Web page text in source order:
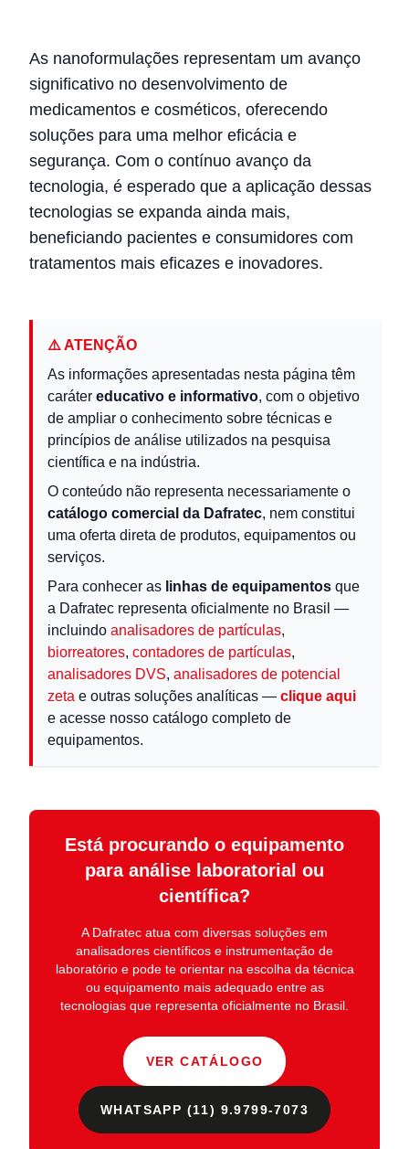
As nanoformulações representam um avanço
significativo no desenvolvimento de
medicamentos e cosméticos, oferecendo
soluções para uma melhor eficácia e
segurança. Com o contínuo avanço da
tecnologia, é esperado que a aplicação dessas
tecnologias se expanda ainda mais,
beneficiando pacientes e consumidores com
tratamentos mais eficazes e inovadores.
⚠️ ATENÇÃO
As informações apresentadas nesta página têm
caráter educativo e informativo, com o objetivo
de ampliar o conhecimento sobre técnicas e
princípios de análise utilizados na pesquisa
científica e na indústria.
O conteúdo não representa necessariamente o
catálogo comercial da Dafratec, nem constitui
uma oferta direta de produtos, equipamentos ou
serviços.
Para conhecer as linhas de equipamentos que
a Dafratec representa oficialmente no Brasil —
incluindo analisadores de partículas,
biorreatores, contadores de partículas,
analisadores DVS, analisadores de potencial
zeta e outras soluções analíticas — clique aqui
e acesse nosso catálogo completo de
equipamentos.
Está procurando o equipamento
para análise laboratorial ou
científica?
A Dafratec atua com diversas soluções em
analisadores científicos e instrumentação de
laboratórioe pode te orientar na escolha da técnica
ou equipamento mais adequado entre as
tecnologias que representa oficialmente no Brasil.
VER CATÁLOGO
WHATSAPP (11) 9.9799-7073